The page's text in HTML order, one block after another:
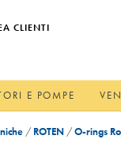
CLIENTI
E POMPE
/ ROTEN /O-rings